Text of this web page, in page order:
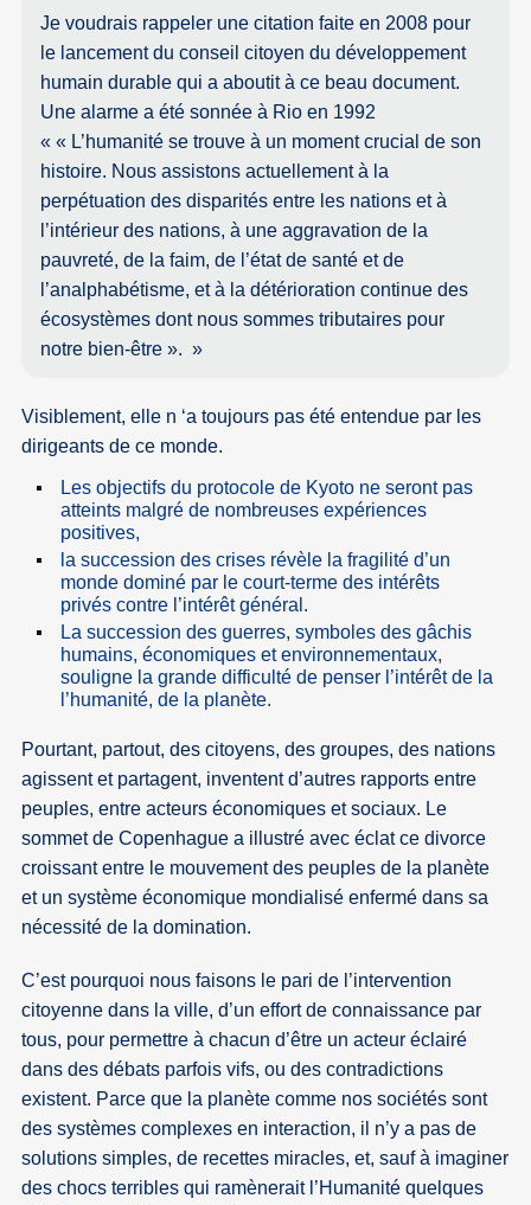
Je voudrais rappeler une citation faite en 2008 pour
le lancement du conseil citoyen du développement
humain durable qui a aboutit à ce beau document.
Une alarme a été sonnée à Rio en 1992
« L’humanité se trouve à un moment crucial de son
histoire. Nous assistons actuellement à la
perpétuation des disparités entre les nations et à
l’intérieur des nations, à une aggravation de la
pauvreté, de la faim, de l’état de santé et de
l’analphabétisme, et à la détérioration continue des
écosystèmes dont nous sommes tributaires pour
notre bien-être ».
Visiblement, elle n ‘a toujours pas été entendue par les
dirigeants de ce monde.
Les objectifs du protocole de Kyoto ne seront pas
atteints malgré de nombreuses expériences
positives,
la succession des crises révèle la fragilité d’un
monde dominé par le court-terme des intérêts
privés contre l’intérêt général.
La succession des guerres, symboles des gâchis
humains, économiques et environnementaux,
souligne la grande difficulté de penser l’intérêt de la
l’humanité, de la planète.
Pourtant, partout, des citoyens, des groupes, des nations
agissent et partagent, inventent d’autres rapports entre
peuples, entre acteurs économiques et sociaux. Le
sommet de Copenhague a illustré avec éclat ce divorce
croissant entre le mouvement des peuples de la planète
et un système économique mondialisé enfermé dans sa
nécessité de la domination.
C’est pourquoi nous faisons le pari de l’intervention
citoyenne dans la ville, d’un effort de connaissance par
tous, pour permettre à chacun d’être un acteur éclairé
dans des débats parfois vifs, ou des contradictions
existent. Parce que la planète comme nos sociétés sont
des systèmes complexes en interaction, il n’y a pas de
solutions simples, de recettes miracles, et, sauf à imaginer
des chocs terribles qui ramènerait l’Humanité quelques